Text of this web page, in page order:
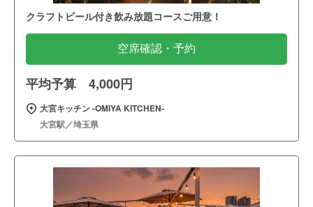
クラフトビール付き飲み放題コースご用意！
空席確認・予約
平均予算 4,000円
大宮キッチン ‐OMIYA KITCHEN‐
大宮駅／埼玉県